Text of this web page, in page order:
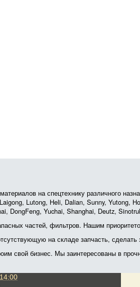
на спецтехнику различного
Lutong, Heli, Dalian, Sunny, Yutong,
DongFeng, Yuchai, Shanghai, Deutz,
частей, фильтров. Нашим
на складе запчасть,
свой бизнес. Мы заинтересованы в